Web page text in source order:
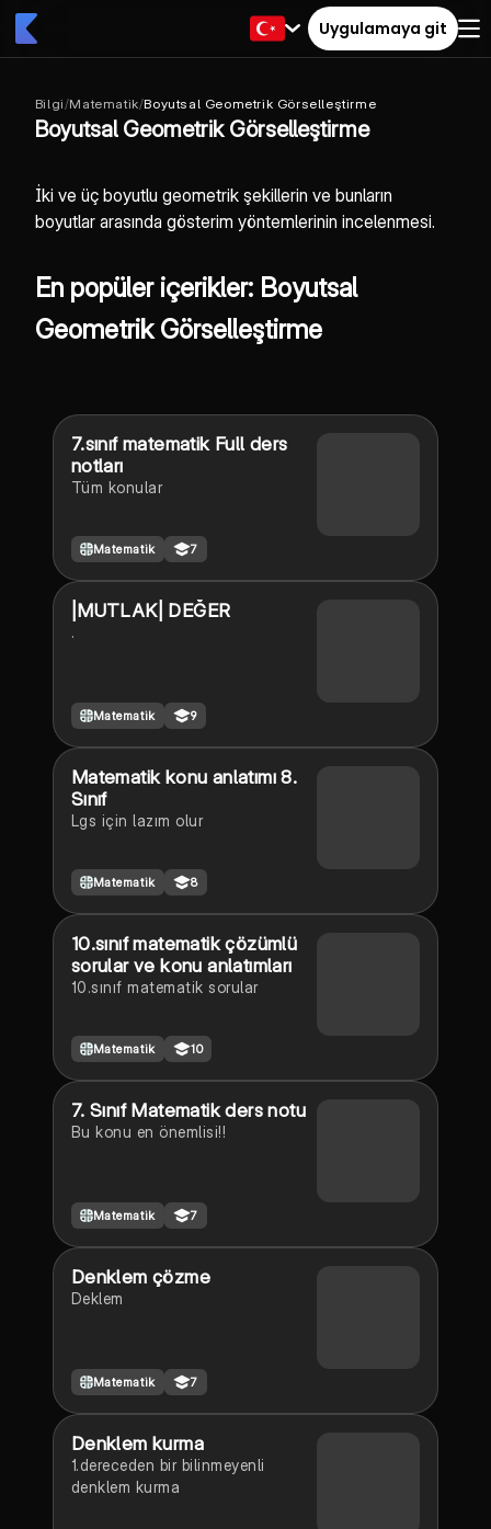
Uygulamaya git
Bilgi/Matematik/Boyutsal Geometrik Görselleştirme
Boyutsal Geometrik Görselleştirme
İki ve üç boyutlu geometrik şekillerin ve bunların
boyutlar arasında gösterim yöntemlerinin incelenmesi.
En popüler içerikler: Boyutsal
Geometrik Görselleştirme
7.sınıf matematik Full ders
notları
Tüm konular
Matematik 7
|MUTLAK| DEĞER
.
Matematik 9
Matematik konu anlatımı 8.
Sınıf
Lgs için lazım olur
Matematik 8
10.sınıf matematik çözümlü
sorular ve konu anlatımları
10.sınıf matematik sorular
Matematik 10
7. Sınıf Matematik ders notu
Bu konu en önemlisi!!
Matematik 7
Denklem çözme
Deklem
Matematik 7
Denklem kurma
1.dereceden bir bilinmeyenli
denklem kurma